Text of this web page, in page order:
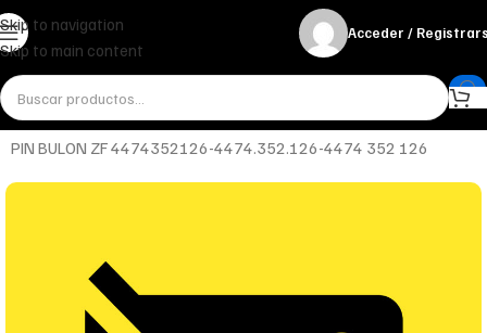
Skip to navigation
Skip to main content
Acceder /
InicioMiscelánea - otrosOtros
PIN BULON ZF 4474352126-4474.352.126-4474 352 126